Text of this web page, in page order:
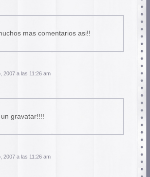
mas comentarios asi!!
2007 a las 11:26 am
gravatar!!!!
2007 a las 11:26 am